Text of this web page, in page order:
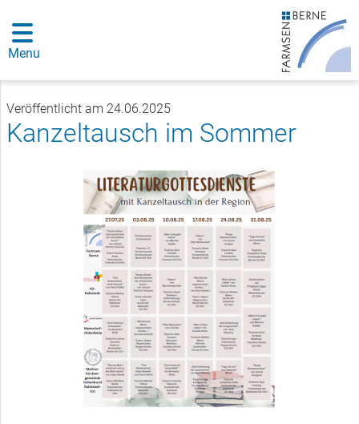
Menu
Veröffentlicht am 24.06.2025
Kanzeltausch im Sommer